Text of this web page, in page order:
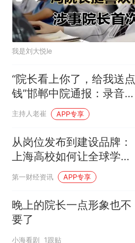
我是刘大悦le
“院长看上你了，给我送点
钱”邯郸中院通报：录音属
实
主持人老崔 APP专享
从岗位发布到建设品牌：
上海高校如何让全球学者
看见
第一财经资讯 APP专享
晚上的院长一点形象也不
要了
小海看剧 1跟贴